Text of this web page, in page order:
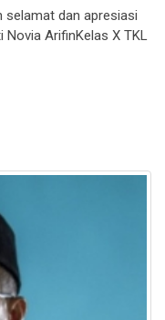
selamat dan apresiasi
ArifinKelas X TKL